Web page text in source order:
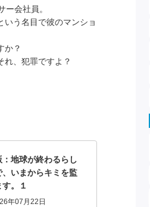
会社員。
う名目で彼のマンショ
か？
、犯罪ですよ？
：地球が終わるらし
、いまからキミを監
。１
年07月22日